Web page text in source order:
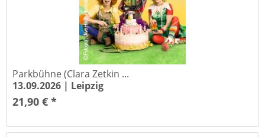
Parkbühne (Clara Zetkin ...
13.09.2026 | Leipzig
21,90 € *